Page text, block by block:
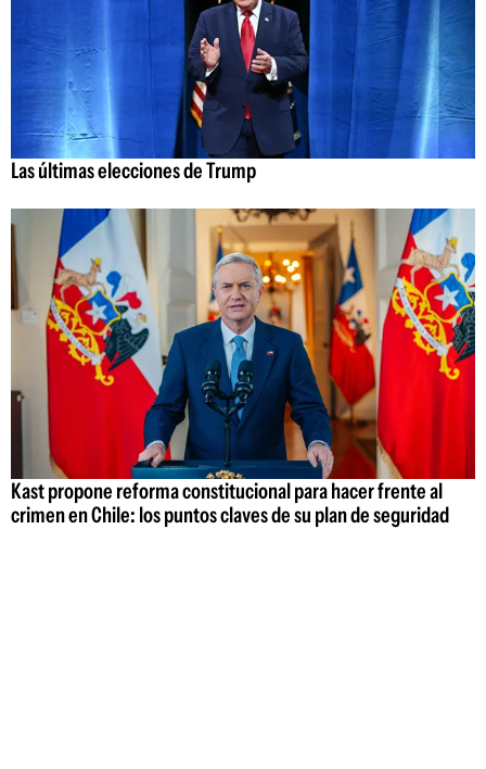
Las últimas elecciones de Trump
Kast propone reforma constitucional para hacer frente al
crimen en Chile: los puntos claves de su plan de seguridad